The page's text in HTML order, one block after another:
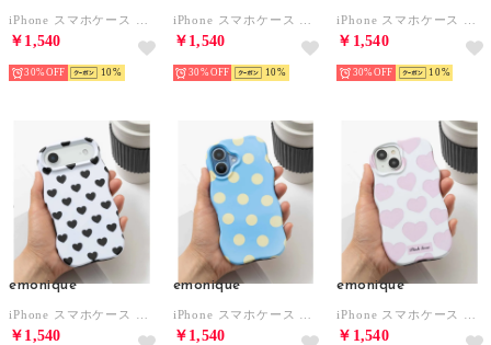
￥1,540
30% 10
￥1,540
30% 10
￥1,540
30% 10
emonique
￥1,540
emonique
￥1,540
emonique
￥1,540